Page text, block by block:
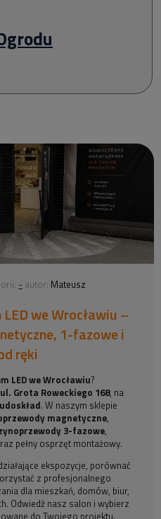
- autor: Mateusz
we Wrocławiu –
1-fazowe i
ręki
LED we Wrocławiu?
ul. Grota Roweckiego 168, na
. W naszym sklepie
magnetyczne,
3-fazowe,
pełny osprzęt montażowy.
ekspozycje, porównać
z profesjonalnego
dla mieszkań, domów, biur,
Odwiedź nasz salon i wybierz